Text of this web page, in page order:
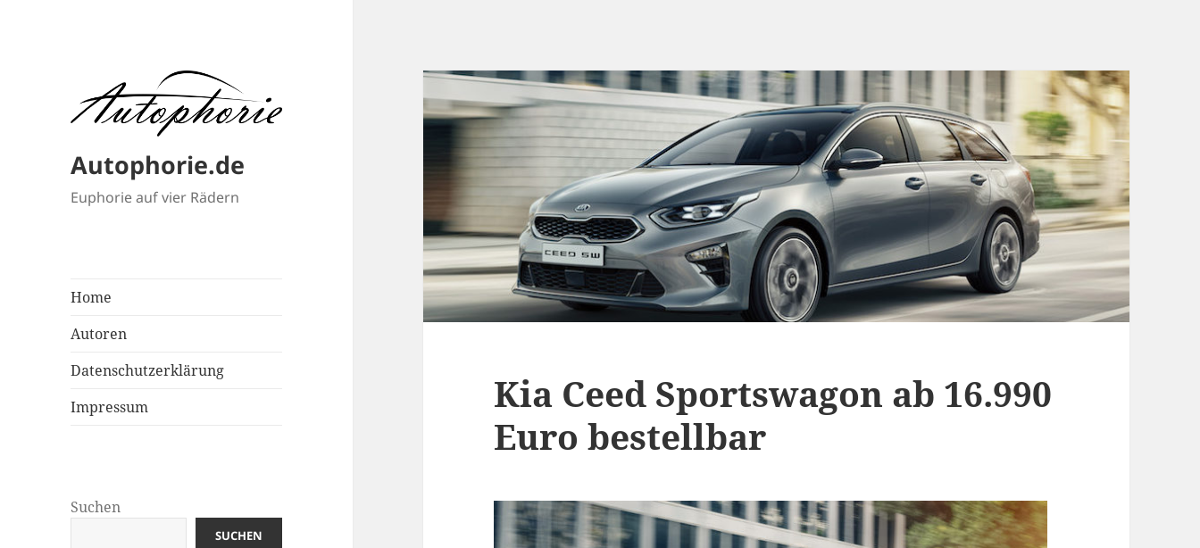
Autophorie.de
Euphorie auf vier Rädern
Home
Autoren
Datenschutzerklärung
Impressum
Suchen
SUCHEN
Kia Ceed Sportswagon ab 16.990
Euro bestellbar